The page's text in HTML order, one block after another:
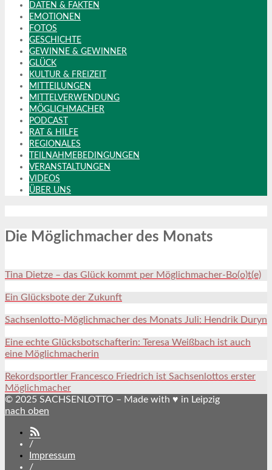
DATEN & FAKTEN
EMOTIONEN
FOTOS
GESCHICHTE
GEWINNE & GEWINNER
GLÜCK
KULTUR & FREIZEIT
MITTEILUNGEN
MITTELVERWENDUNG
MÖGLICHMACHER
PODCAST
RAT & HILFE
REGIONALES
TEILNAHMEBEDINGUNGEN
VERANSTALTUNGEN
VIDEOS
ÜBER UNS
Die Möglichmacher des Monats
Tina Dietze – das Glück kommt per Möglichmacher-Bo(o)t(e)
Ein Glücksbote der Zukunft
Sachsenlotto-Möglichmacher des Monats Juli: Hendrik Duryn
Eine echte Glücksbotschafterin: Teresa Weißbach ist auch
eine Möglichmacherin
Rekordsportler Francesco Friedrich ist Sachsenlottos erster
Möglichmacher
© 2025 SACHSENLOTTO – Made with ♥ in Leipzig
nach oben
/
Impressum
/